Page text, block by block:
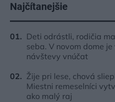
Najčítanejšie
Deti odrástli, rodičia
seba. V novom dome
návštevy vnúčat
Žije pri lese, chová
Miestni remeselníci
ako malý raj